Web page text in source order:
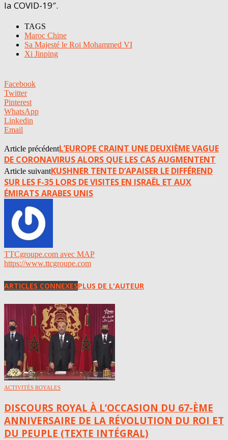
la COVID-19″.
TAGS
Maroc Chine
Sa Majesté le Roi Mohammed VI
Xi Jinping
Facebook
Twitter
Pinterest
WhatsApp
Linkedin
Email
Article précédentL’EUROPE CRAINT UNE DEUXIÈME VAGUE
DE CORONAVIRUS ALORS QUE LES CAS AUGMENTENT
Article suivantKUSHNER TENTE D’APAISER LE DIFFÉREND
SUR LES F-35 LORS DE VISITES EN ISRAËL ET AUX
ÉMIRATS ARABES UNIS
TTCgroupe.com avec MAP
https://www.ttcgroupe.com
ARTICLES CONNEXESPLUS DE L'AUTEUR
ACTIVITÉS ROYALES
DISCOURS ROYAL À L’OCCASION DU 67-ÈME
ANNIVERSAIRE DE LA RÉVOLUTION DU ROI ET
DU PEUPLE (TEXTE INTÉGRAL)